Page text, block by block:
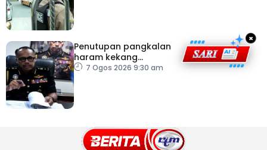
Penutupan pangkalan
haram kekang
penyeludupan di
7 Ogos 2026 9:30 am
×